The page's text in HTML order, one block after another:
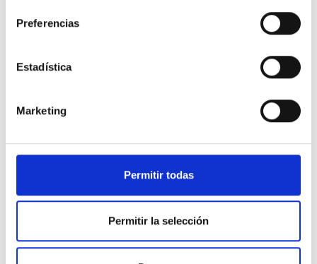
Preferencias
Estadística
Marketing
Permitir todas
Permitir la selección
Auxiliaires
Décapants
Reflow Soldering
Repair And Rework
Selective Soldering
Soft Soldering